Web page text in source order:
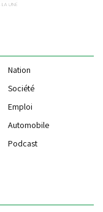
Nation
Société
Emploi
Automobile
Podcast